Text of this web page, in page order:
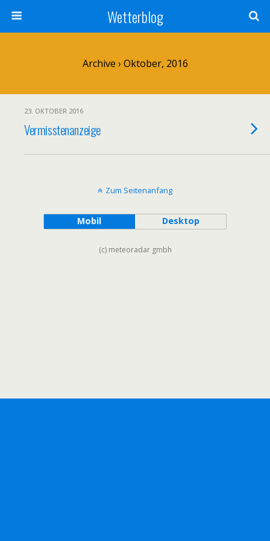
Wetterblog
Archive › Oktober, 2016
23. OKTOBER 2016
Vermisstenanzeige
Zum Seitenanfang
Mobil Desktop
(c) meteoradar gmbh